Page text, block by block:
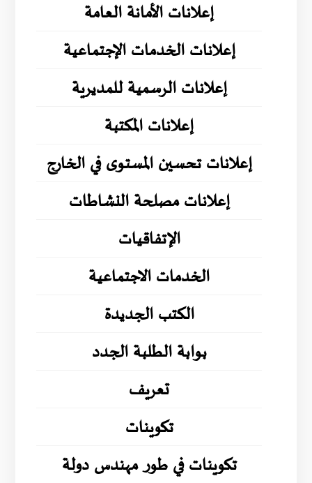
إعلانات الأمانة العامة
إعلانات الخدمات الإجتماعية
إعلانات الرسمية للمديرية
إعلانات المكتبة
إعلانات تحسين المستوى في الخارج
إعلانات مصلحة النشاطات
الإتفاقيات
الخدمات الاجتماعية
الكتب الجديدة
بوابة الطلبة الجدد
تعريف
تكوينات
تكوينات في طور مهندس دولة